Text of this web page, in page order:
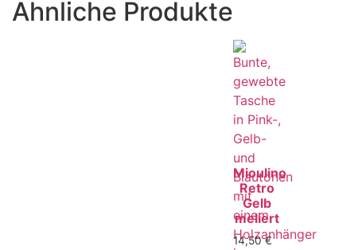
Ähnliche Produkte
Mioulino
Retro
Gelb
meliert
14,50€